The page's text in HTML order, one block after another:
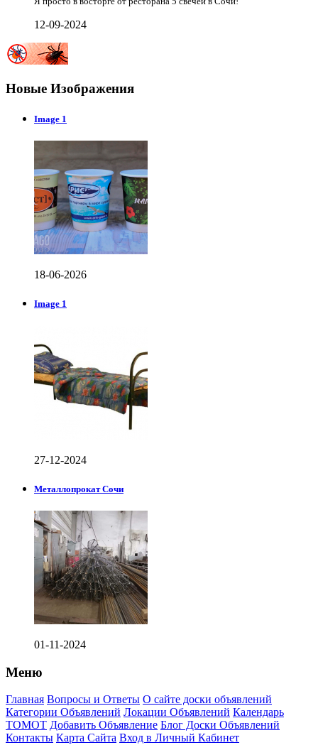
12-09-2024
Новые Изображения
Image 1
18-06-2026
Image 1
27-12-2024
Металлопрокат Сочи
01-11-2024
Меню
Главная Вопросы и Ответы О сайте доски объявлений
Категории Объявлений Локации Объявлений Календарь
ТОМОТ Добавить Объявление Блог Доски Объявлений
Контакты Карта Сайта Вход в Личный Кабинет